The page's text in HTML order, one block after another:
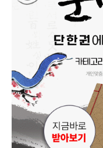
오늘의 운세
택일
작명
꿈해몽